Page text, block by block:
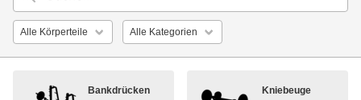
Bankdrücken
Kniebeuge